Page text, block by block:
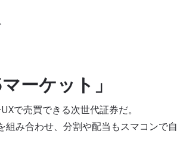
ーケット」
で売買できる次世代証券だ。
み合わせ、分割や配当もスマコンで自